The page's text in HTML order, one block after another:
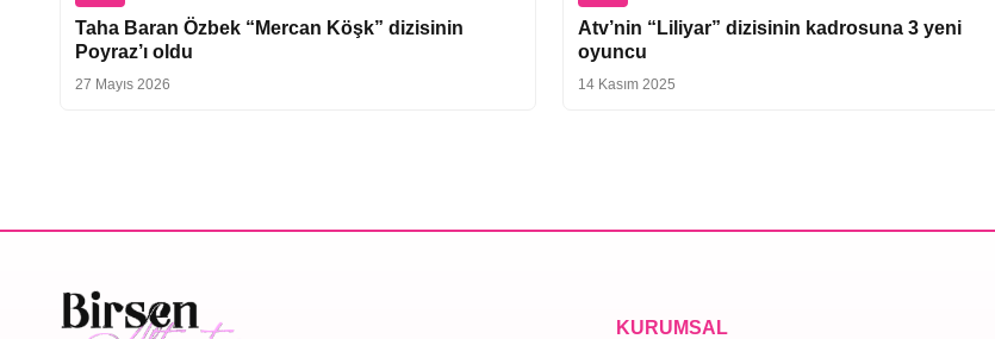
Taha Baran Özbek “Mercan Köşk” dizisinin
Poyraz’ı oldu
27 Mayıs 2026
Atv’nin “Liliyar” dizisinin kadrosuna 3 yeni
oyuncu
14 Kasım 2025
KURUMSAL